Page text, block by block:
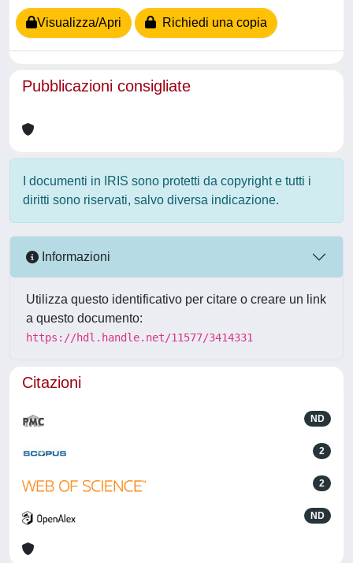
Visualizza/Apri Richiedi una copia
Pubblicazioni consigliate
I documenti in IRIS sono protetti da copyright e tutti i
diritti sono riservati, salvo diversa indicazione.
Informazioni
Utilizza questo identificativo per citare o creare un link
a questo documento:
https://hdl.handle.net/11577/3414331
Citazioni
ND
2
2
ND